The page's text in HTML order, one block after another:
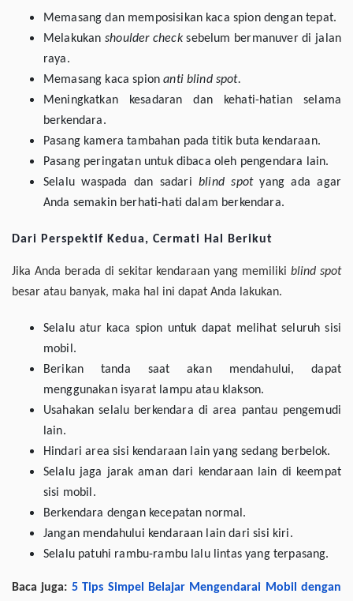
Memasang dan memposisikan kaca spion dengan tepat.
Melakukanshoulder checksebelum bermanuver di jalan
raya.
Memasang kaca spionanti blind spot.
Meningkatkan kesadaran dan kehati-hatian selama
berkendara.
Pasang kamera tambahan pada titik buta kendaraan.
Pasang peringatan untuk dibaca oleh pengendara lain.
Selalu waspada dan sadariblind spotyang ada agar
Anda semakin berhati-hati dalam berkendara.
Dari Perspektif Kedua, Cermati Hal Berikut
Jika Anda berada di sekitar kendaraan yang memilikiblind spot
besar atau banyak, maka hal ini dapat Anda lakukan.
Selalu atur kaca spion untuk dapat melihat seluruh sisi
mobil.
Berikan tanda saat akan mendahului, dapat
menggunakan isyarat lampu atau klakson.
Usahakan selalu berkendara di area pantau pengemudi
lain.
Hindari area sisi kendaraan lain yang sedang berbelok.
Selalu jaga jarak aman dari kendaraan lain di keempat
sisi mobil.
Berkendara dengan kecepatan normal.
Jangan mendahului kendaraan lain dari sisi kiri.
Selalu patuhi rambu-rambu lalu lintas yang terpasang.
Baca juga: 5 Tips Simpel Belajar Mengendarai Mobil dengan